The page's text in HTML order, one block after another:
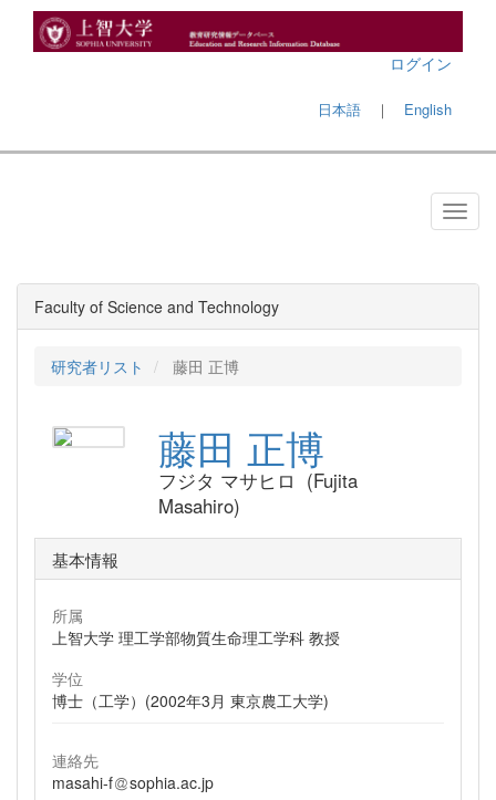
ログイン
日本語 ｜ English
Faculty of Science and Technology
研究者リスト 藤田 正博
藤田 正博
フジタ マサヒロ (Fujita
Masahiro)
基本情報
所属
上智大学 理工学部物質生命理工学科 教授
学位
博士（工学）(2002年3月 東京農工大学)
連絡先
masahi-f
sophia.ac.jp